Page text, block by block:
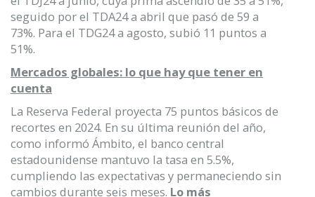
seguido por el TDA24 a abril que pasó de 59 a
73%. Para el TDG24 a agosto, subió 11 puntos a
51%.
Mercados globales: lo que hay que tener en
cuenta
La Reserva Federal proyecta 75 puntos básicos de
recortes en 2024. En su última reunión del año,
como informó Ámbito, el banco central
estadounidense mantuvo la tasa en 5.5%,
cumpliendo las expectativas y permaneciendo sin
cambios durante seis meses. Lo más